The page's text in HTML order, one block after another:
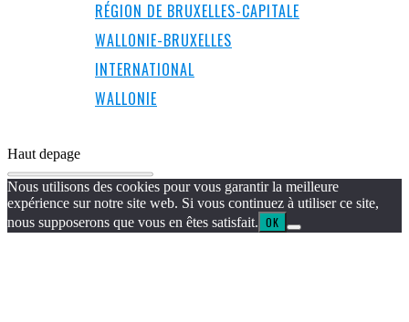
RÉGION DE BRUXELLES-CAPITALE
WALLONIE-BRUXELLES
INTERNATIONAL
WALLONIE
Haut depage
Nous utilisons des cookies pour vous garantir la meilleure
expérience sur notre site web. Si vous continuez à utiliser ce site,
nous supposerons que vous en êtes satisfait. OK